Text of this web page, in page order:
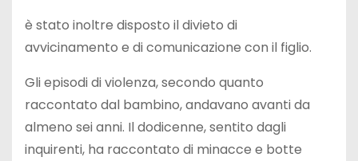
è stato inoltre disposto il divieto di
avvicinamento e di comunicazione con il figlio.
Gli episodi di violenza, secondo quanto
raccontato dal bambino, andavano avanti da
almeno sei anni. Il dodicenne, sentito dagli
inquirenti, ha raccontato di minacce e botte